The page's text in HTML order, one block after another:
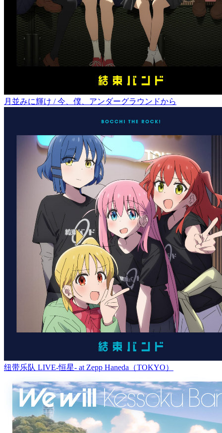
月並みに輝け / 今、僕、アンダーグラウンドから
纽带乐队 LIVE-恒星- at Zepp Haneda（TOKYO）